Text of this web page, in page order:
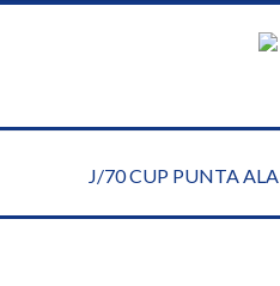
J/70 CUP PUNTA ALA